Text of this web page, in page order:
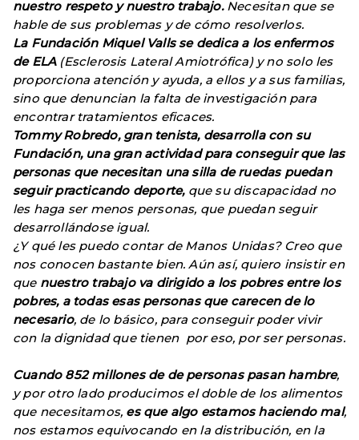
nuestro respeto y nuestro trabajo.Necesitan que se
hable de sus problemas y de cómo resolverlos.
La Fundación Miquel Valls se dedica a los enfermos
de ELA(Esclerosis Lateral Amiotrófica) y no solo les
proporciona atención y ayuda, a ellos y a sus familias,
sino que denuncian la falta de investigación para
encontrar tratamientos eficaces.
Tommy Robredo, gran tenista, desarrolla con su
Fundación, una gran actividad para conseguir que las
personas que necesitan una silla de ruedas puedan
seguir practicando deporte,que su discapacidad no
les haga ser menos personas, que puedan seguir
desarrollándose igual.
¿Y qué les puedo contar de Manos Unidas? Creo que
nos conocen bastante bien. Aún así, quiero insistir en
que nuestro trabajo va dirigido a los pobres entre los
pobres, a todas esas personas que carecen de lo
necesario, de lo básico, para conseguir poder vivir
con la dignidad que tienen por eso, por ser personas.
Cuando 852 millones de de personas pasan hambre,
y por otro lado producimos el doble de los alimentos
que necesitamos, es que algo estamos haciendo mal,
nos estamos equivocando en la distribución, en la